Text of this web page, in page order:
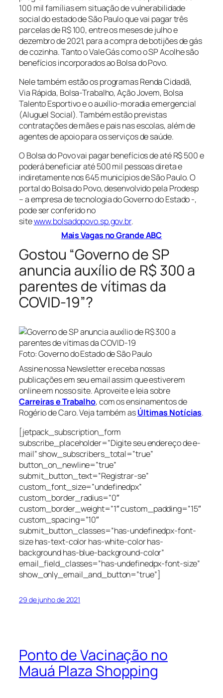
100 mil famílias em situação de vulnerabilidade
social do estado de São Paulo que vai pagar três
parcelas de R$ 100, entre os meses de julho e
dezembro de 2021, para a compra de botijões de gás
de cozinha. Tanto o Vale Gás como o SP Acolhe são
benefícios incorporados ao Bolsa do Povo.
Nele também estão os programas Renda Cidadã,
Via Rápida, Bolsa-Trabalho, Ação Jovem, Bolsa
Talento Esportivo e o auxílio-moradia emergencial
(Aluguel Social). Também estão previstas
contratações de mães e pais nas escolas, além de
agentes de apoio para os serviços de saúde.
O Bolsa do Povo vai pagar benefícios de até R$ 500 e
poderá beneficiar até 500 mil pessoas direta e
indiretamente nos 645 municípios de São Paulo. O
portal do Bolsa do Povo, desenvolvido pela Prodesp
– a empresa de tecnologia do Governo do Estado -,
pode ser conferido no
sitewww.bolsadopovo.sp.gov.br.
Mais Vagas no Grande ABC
Gostou “Governo de SP
anuncia auxílio de R$ 300 a
parentes de vítimas da
COVID-19”?
Foto: Governo do Estado de São Paulo
Assine nossa Newsletter e receba nossas
publicações em seu email assim que estiverem
online em nosso site. Aproveite e leia sobre
Carreiras e Trabalho, com os ensinamentos de
Rogério de Caro. Veja também asÚltimas Notícias.
[jetpack_subscription_form
subscribe_placeholder=”Digite seu endereço de e-
mail” show_subscribers_total=”true”
button_on_newline=”true”
submit_button_text=”Registrar-se”
custom_font_size=”undefinedpx”
custom_border_radius=”0″
custom_border_weight=”1″ custom_padding=”15″
custom_spacing=”10″
submit_button_classes=”has-undefinedpx-font-
size has-text-color has-white-color has-
background has-blue-background-color”
email_field_classes=”has-undefinedpx-font-size”
show_only_email_and_button=”true”]
29 de junho de 2021
Ponto de Vacinação no
Mauá Plaza Shopping